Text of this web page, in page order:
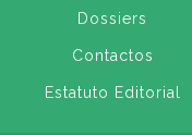
Dossiers
Contactos
Estatuto Editorial